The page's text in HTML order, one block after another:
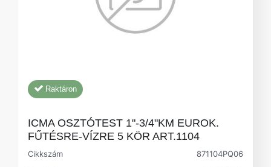
Raktáron
ICMA OSZTÓTEST 1"-3/4"KM EUROK.
FŰTÉSRE-VÍZRE 5 KÖR ART.1104
Cikkszám
871104PQ06